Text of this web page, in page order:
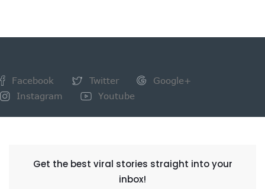
Facebook Twitter
Google+
Instagram
Youtube
Get the best viral stories straight into your
inbox!